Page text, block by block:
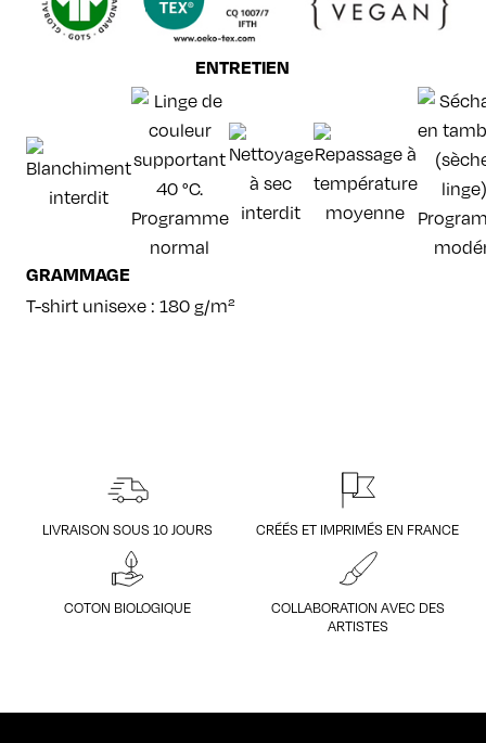
ENTRETIEN
GRAMMAGE
T-shirt unisexe : 180 g/m²
LIVRAISON SOUS 10 JOURS CRÉÉS ET IMPRIMÉS EN FRANCE
COTON BIOLOGIQUE
COLLABORATION AVEC DES
ARTISTES